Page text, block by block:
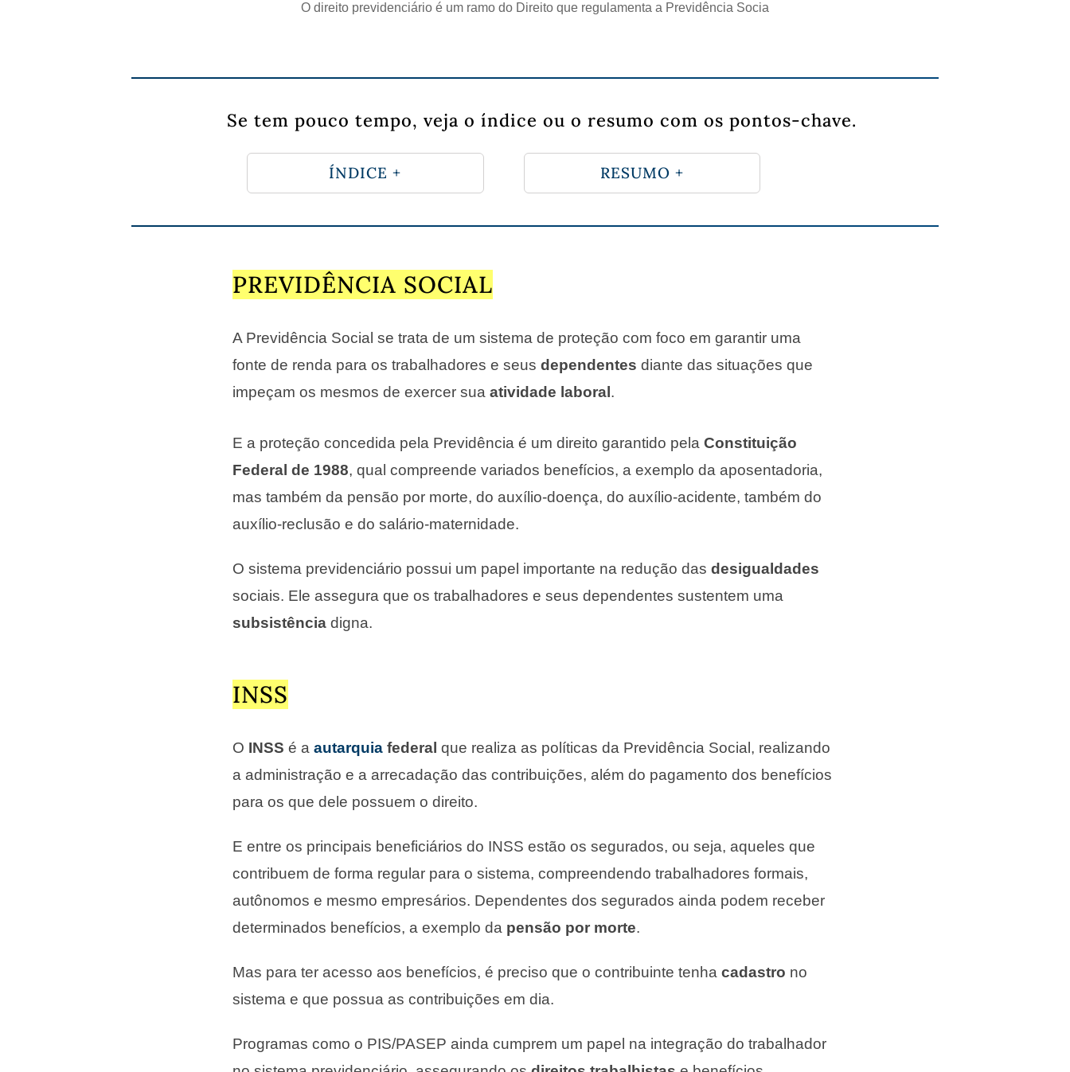
O direito previdenciário é um ramo do Direito que regulamenta a Previdência Socia
Se tem pouco tempo, veja o índice ou o resumo com os pontos-chave.
ÍNDICE + RESUMO +
PREVIDÊNCIA SOCIAL
A Previdência Social se trata de um sistema de proteção com foco em garantir uma
fonte de renda para os trabalhadores e seusdependentes diante das situações que
impeçam os mesmos de exercer suaatividade laboral .
E a proteção concedida pela Previdência é um direito garantido pelaConstituição
Federal de 1988, qual compreende variados benefícios, a exemplo da aposentadoria,
mas também da pensão por morte, do auxílio-doença, do auxílio-acidente, também do
auxílio-reclusão e do salário-maternidade.
O sistema previdenciário possui um papel importante na redução dasdesigualdades
sociais. Ele assegura que os trabalhadores e seus dependentes sustentem uma
subsistência digna.
INSS
O INSS é aautarquia federal que realiza as políticas da Previdência Social, realizando
a administração e a arrecadação das contribuições, além do pagamento dos benefícios
para os que dele possuem o direito.
E entre os principais beneficiários do INSS estão os segurados, ou seja, aqueles que
contribuem de forma regular para o sistema, compreendendo trabalhadores formais,
autônomos e mesmo empresários. Dependentes dos segurados ainda podem receber
determinados benefícios, a exemplo da pensão por morte.
Mas para ter acesso aos benefícios, é preciso que o contribuinte tenhacadastro no
sistema e que possua as contribuições em dia.
Programas como o PIS/PASEP ainda cumprem um papel na integração do trabalhador